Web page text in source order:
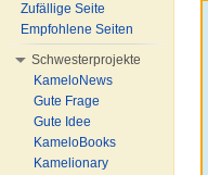
Zufällige Seite
Empfohlene Seiten
Schwesterprojekte
KameloNews
Gute Frage
Gute Idee
KameloBooks
Kamelionary